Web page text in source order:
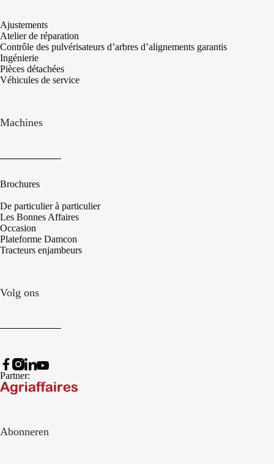
Ajustements
Atelier de réparation
Contrôle des pulvérisateurs d’arbres d’alignements garantis
Ingénierie
Pièces détachées
Véhicules de service
Machines
Brochures
De particulier à particulier
Les Bonnes Affaires
Occasion
Plateforme Damcon
Tracteurs enjambeurs
Volg ons
Partner:
Abonneren